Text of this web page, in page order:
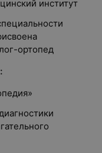
институт
ортопед